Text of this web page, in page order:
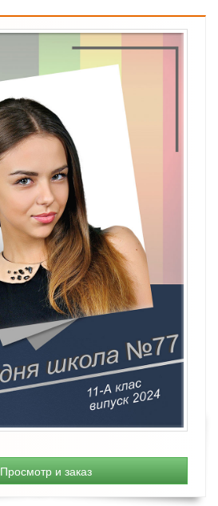
Просмотр и заказ